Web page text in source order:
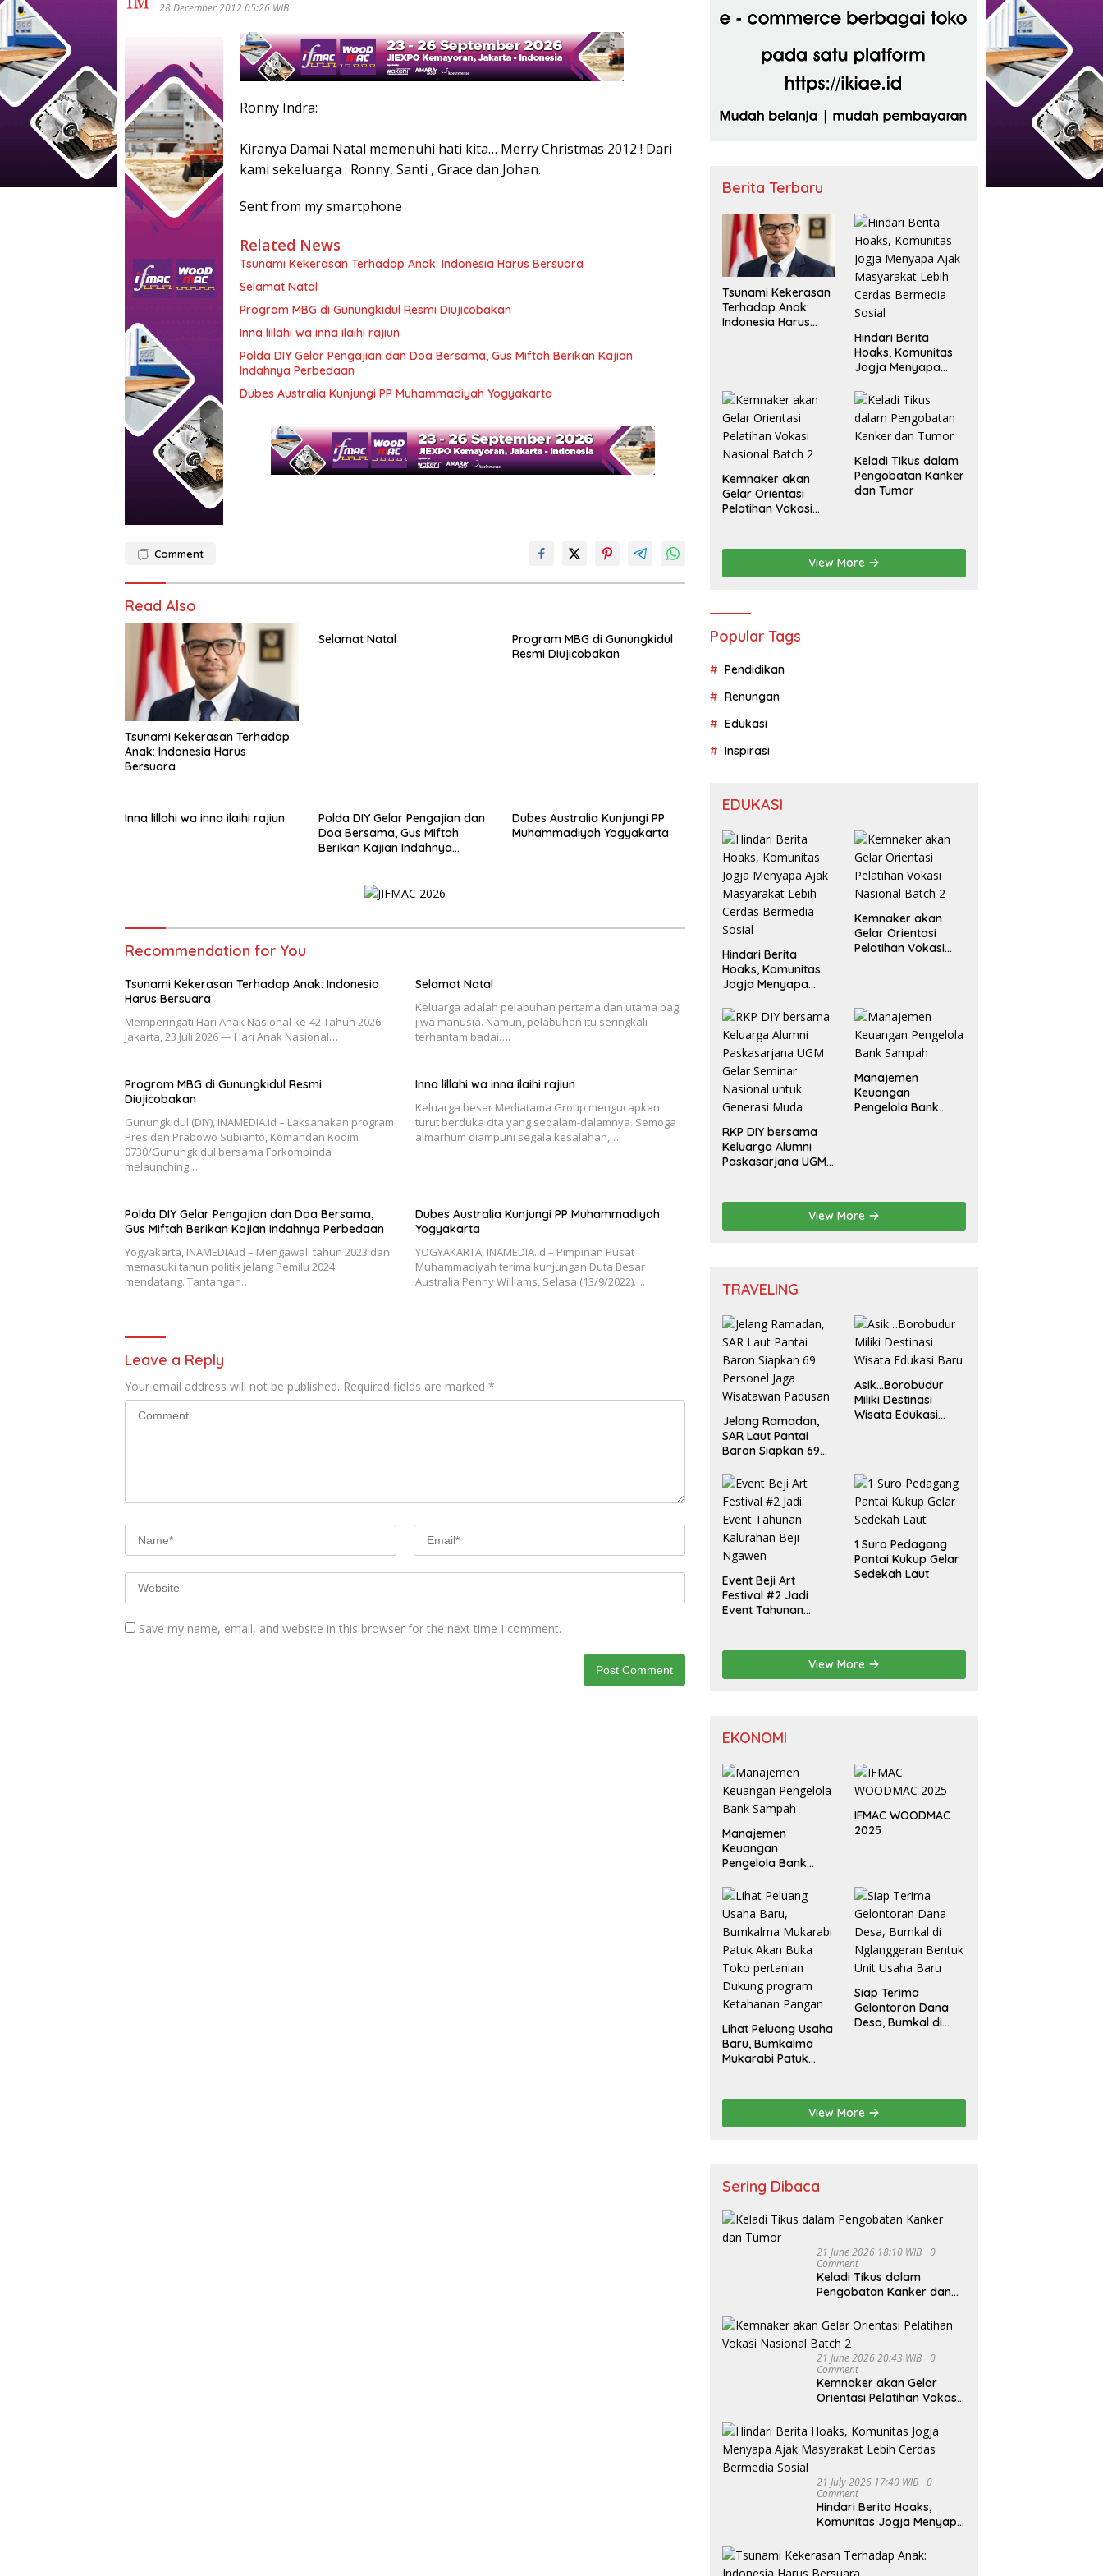
28 December 2012 05:26 WIB
Ronny Indra:
Kiranya Damai Natal memenuhi hati kita… Merry Christmas 2012 ! Dari
kami sekeluarga : Ronny, Santi , Grace dan Johan.
Sent from my smartphone
Related News
Tsunami Kekerasan Terhadap Anak: Indonesia Harus Bersuara
Selamat Natal
Program MBG di Gunungkidul Resmi Diujicobakan
Inna lillahi wa inna ilaihi rajiun
Polda DIY Gelar Pengajian dan Doa Bersama, Gus Miftah Berikan Kajian
Indahnya Perbedaan
Dubes Australia Kunjungi PP Muhammadiyah Yogyakarta
Comment
Read Also
Tsunami Kekerasan Terhadap
Anak: Indonesia Harus
Bersuara
Selamat Natal
Program MBG di Gunungkidul
Resmi Diujicobakan
Inna lillahi wa inna ilaihi rajiun
Polda DIY Gelar Pengajian dan
Doa Bersama, Gus Miftah
Berikan Kajian Indahnya
Dubes Australia Kunjungi PP
Muhammadiyah Yogyakarta
Recommendation for You
Tsunami Kekerasan Terhadap Anak: Indonesia
Harus Bersuara
Memperingati Hari Anak Nasional ke-42 Tahun 2026
Jakarta, 23 Juli 2026 — Hari Anak Nasional…
Selamat Natal
Keluarga adalah pelabuhan pertama dan utama bagi
jiwa manusia. Namun, pelabuhan itu seringkali
terhantam badai….
Program MBG di Gunungkidul Resmi
Diujicobakan
Gunungkidul (DIY), INAMEDIA.id – Laksanakan program
Presiden Prabowo Subianto, Komandan Kodim
0730/Gunungkidul bersama Forkompinda
melaunching…
Inna lillahi wa inna ilaihi rajiun
Keluarga besar Mediatama Group mengucapkan
turut berduka cita yang sedalam-dalamnya. Semoga
almarhum diampuni segala kesalahan,…
Polda DIY Gelar Pengajian dan Doa Bersama,
Gus Miftah Berikan Kajian Indahnya Perbedaan
Yogyakarta, INAMEDIA.id – Mengawali tahun 2023 dan
memasuki tahun politik jelang Pemilu 2024
mendatang. Tantangan…
Dubes Australia Kunjungi PP Muhammadiyah
Yogyakarta
YOGYAKARTA, INAMEDIA.id – Pimpinan Pusat
Muhammadiyah terima kunjungan Duta Besar
Australia Penny Williams, Selasa (13/9/2022)….
Leave a Reply
Your email address will not be published. Required fields are marked *
Save my name, email, and website in this browser for the next time I comment.
Berita Terbaru
Tsunami Kekerasan
Terhadap Anak:
Indonesia Harus
Hindari Berita
Hoaks, Komunitas
Jogja Menyapa
Lebih Cerdas
Bermedia Sosial
Kemnaker akan
Gelar Orientasi
Pelatihan Vokasi
Keladi Tikus dalam
Pengobatan Kanker
dan Tumor
View More
Popular Tags
Pendidikan
Renungan
Edukasi
Inspirasi
EDUKASI
Hindari Berita
Hoaks, Komunitas
Jogja Menyapa
Lebih Cerdas
Bermedia Sosial
Kemnaker akan
Gelar Orientasi
Pelatihan Vokasi
RKP DIY bersama
Keluarga Alumni
Paskasarjana UGM
Generasi Muda
Manajemen
Keuangan
Pengelola Bank
View More
TRAVELING
Jelang Ramadan,
SAR Laut Pantai
Baron Siapkan 69
Wisatawan Padusan
Asik…Borobudur
Miliki Destinasi
Wisata Edukasi
Event Beji Art
Festival #2 Jadi
Event Tahunan
1 Suro Pedagang
Pantai Kukup Gelar
Sedekah Laut
View More
EKONOMI
Manajemen
Keuangan
Pengelola Bank
IFMAC WOODMAC
2025
Lihat Peluang Usaha
Baru, Bumkalma
Mukarabi Patuk
program
Ketahanan Pangan
Siap Terima
Gelontoran Dana
Desa, Bumkal di
View More
Sering Dibaca
21 June 2026 18:10 WIB
0
Comment
Keladi Tikus dalam
Pengobatan Kanker dan
21 June 2026 20:43 WIB
0
Comment
Kemnaker akan Gelar
Orientasi Pelatihan Vokasi
21 July 2026 17:40 WIB
0
Comment
Hindari Berita Hoaks,
Komunitas Jogja Menyapa
Cerdas Bermedia Sosial